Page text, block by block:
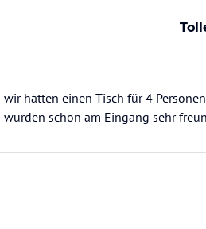
wir hatten einen Tisch für 4
wurden schon am Eingang sehr